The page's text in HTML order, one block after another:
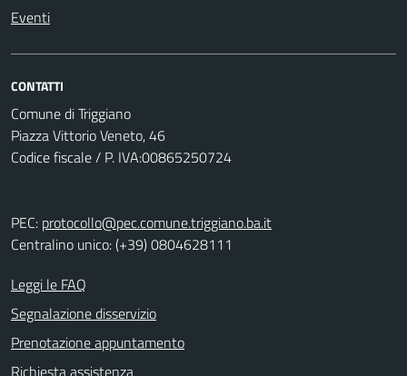
Eventi
CONTATTI
Comune di Triggiano
Piazza Vittorio Veneto, 46
Codice fiscale / P. IVA:00865250724
PEC: protocollo@pec.comune.triggiano.ba.it
Centralino unico: (+39) 0804628111
Leggi le FAQ
Segnalazione disservizio
Prenotazione appuntamento
Richiesta assistenza